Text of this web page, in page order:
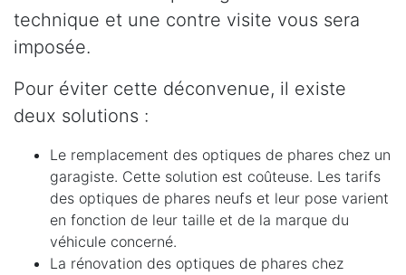
technique et une contre visite vous sera
imposée.
Pour éviter cette déconvenue, il existe
deux solutions :
Le remplacement des optiques de phares chez un
garagiste. Cette solution est coûteuse. Les tarifs
des optiques de phares neufs et leur pose varient
en fonction de leur taille et de la marque du
véhicule concerné.
La rénovation des optiques de phares chez